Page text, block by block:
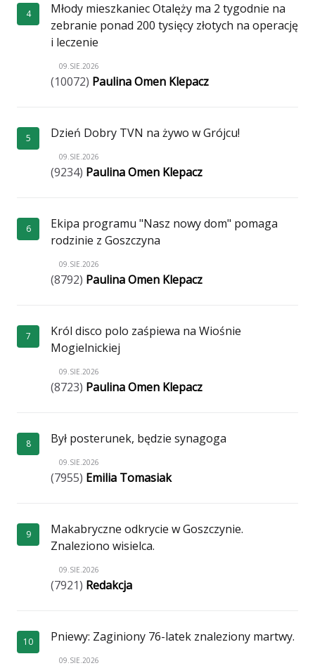
4
Młody mieszkaniec Otalęży ma 2 tygodnie na
zebranie ponad 200 tysięcy złotych na operację
i leczenie
09.SIE.2026
(10072) Paulina Omen Klepacz
5 Dzień Dobry TVN na żywo w Grójcu!
09.SIE.2026
(9234) Paulina Omen Klepacz
6
Ekipa programu "Nasz nowy dom" pomaga
rodzinie z Goszczyna
09.SIE.2026
(8792) Paulina Omen Klepacz
7
Król disco polo zaśpiewa na Wiośnie
Mogielnickiej
09.SIE.2026
(8723) Paulina Omen Klepacz
8 Był posterunek, będzie synagoga
09.SIE.2026
(7955) Emilia Tomasiak
9
Makabryczne odkrycie w Goszczynie.
Znaleziono wisielca.
09.SIE.2026
(7921) Redakcja
10 Pniewy: Zaginiony 76-latek znaleziony martwy.
09.SIE.2026